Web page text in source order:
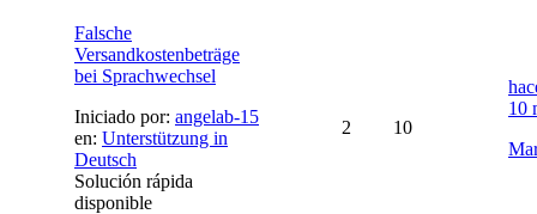
Falsche
Versandkostenbeträge
bei Sprachwechsel
Iniciado por: angelab-15
en: Unterstützung in
Deutsch
Solución rápida
disponible
2 10
10